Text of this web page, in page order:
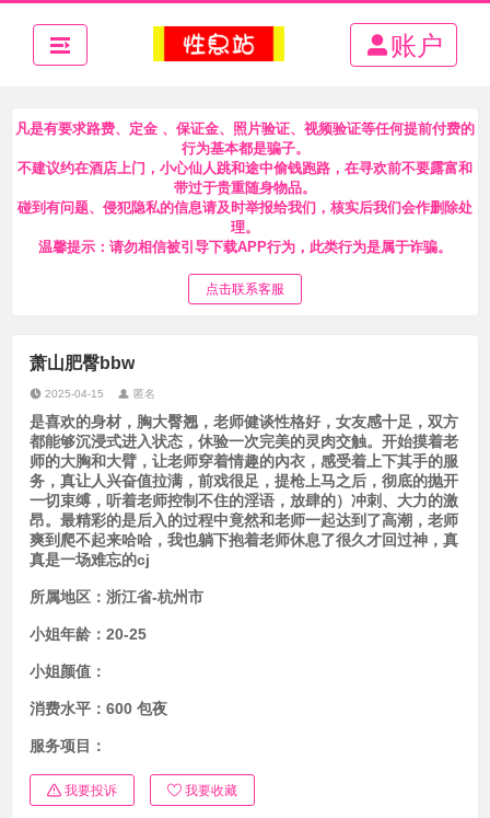
账户
凡是有要求路费、定金 、保证金、照片验证、视频验证等任何提前付费的
行为基本都是骗子。
不建议约在酒店上门，小心仙人跳和途中偷钱跑路，在寻欢前不要露富和
带过于贵重随身物品。
碰到有问题、侵犯隐私的信息请及时举报给我们，核实后我们会作删除处
理。
温馨提示：请勿相信被引导下载APP行为，此类行为是属于诈骗。
点击联系客服
萧山肥臀bbw
2025-04-15 匿名
是喜欢的身材，胸大臀翘，老师健谈性格好，女友感十足，双方
都能够沉浸式进入状态，休验一次完美的灵肉交触。开始摸着老
师的大胸和大臂，让老师穿着情趣的內衣，感受着上下其手的服
务，真让人兴奋值拉满，前戏很足，提枪上马之后，彻底的抛开
一切束缚，听着老师控制不住的淫语，放肆的）冲刺、大力的激
昂。最精彩的是后入的过程中竟然和老师一起达到了高潮，老师
爽到爬不起来哈哈，我也躺下抱着老师休息了很久才回过神，真
真是一场难忘的cj
所属地区： 浙江省-杭州市
小姐年龄： 20-25
小姐颜值：
消费水平： 600 包夜
服务项目：
我要投诉 我要收藏